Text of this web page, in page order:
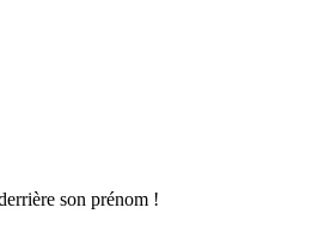
son prénom !